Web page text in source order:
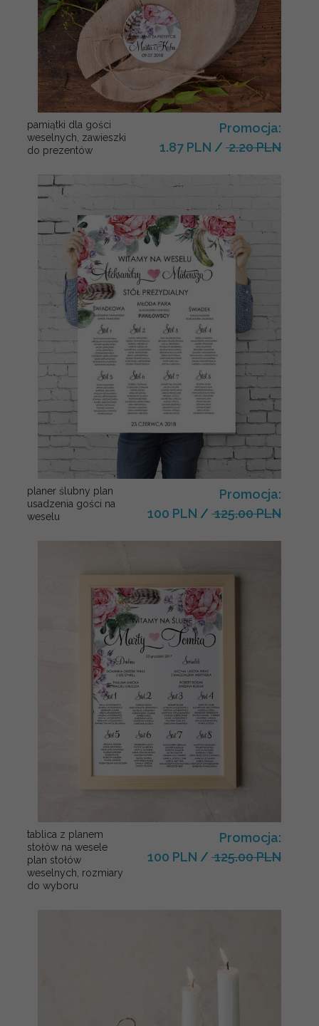
pamiątki dla gości
weselnych, zawieszki
do prezentów
Promocja:
1.87 PLN / 2.20 PLN
planer ślubny plan
usadzenia gości na
weselu
Promocja:
100 PLN / 125.00 PLN
tablica z planem
stołów na wesele
plan stołów
weselnych, rozmiary
do wyboru
Promocja:
100 PLN / 125.00 PLN